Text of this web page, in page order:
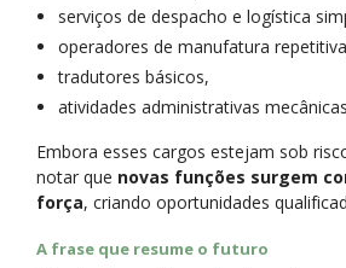
serviços de despacho e logística
operadores de manufatura
tradutores básicos,
atividades administrativas
Embora esses cargos estejam sob
notar que novas funções surgem
força, criando oportunidades
A frase que resume o futuro